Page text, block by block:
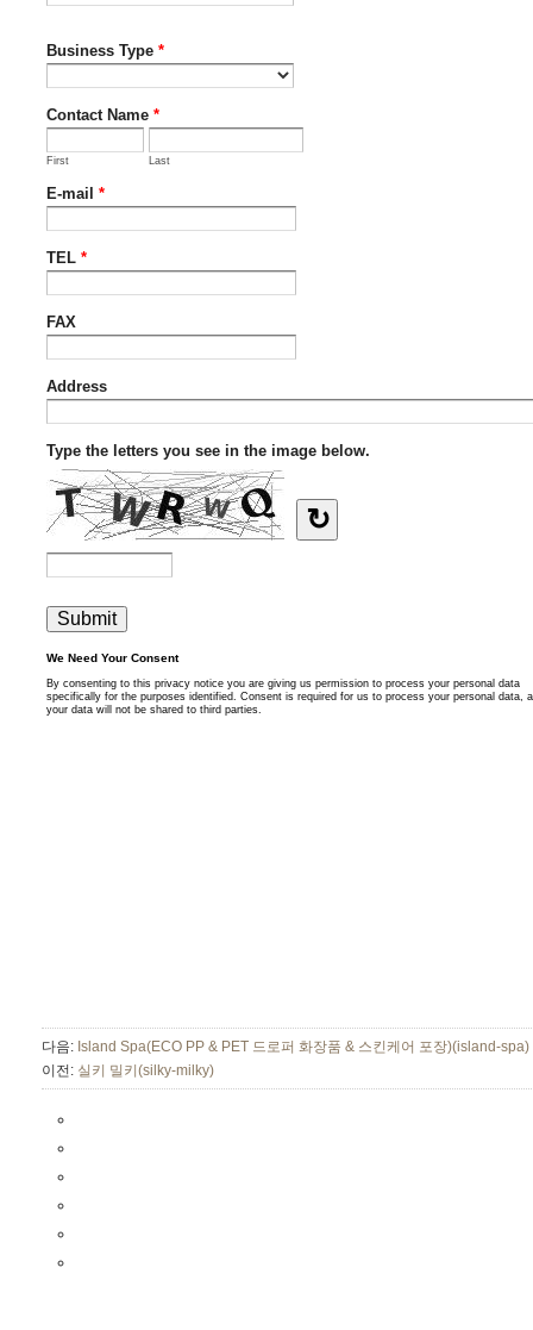
다음: Island Spa(ECO PP & PET 드로퍼 화장품 & 스킨케어 포장)(island-spa)
이전: 실키 밀키(silky-milky)